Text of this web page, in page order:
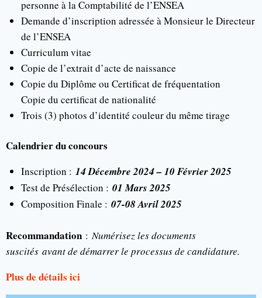
personne à la Comptabilité de l’ENSEA
Demande d’inscription adressée à Monsieur le Directeur
de l’ENSEA
Curriculum vitae
Copie de l’extrait d’acte de naissance
Copie du Diplôme ou Certificat de fréquentation
Copie du certificat de nationalité
Trois (3) photos d’identité couleur du même tirage
Calendrier du concours
Inscription : 14 Décembre 2024 – 10 Février 2025
Test de Présélection : 01 Mars 2025
Composition Finale : 07-08 Avril 2025
Recommandation : Numérisez les documents
suscités avant de démarrer le processus de candidature.
Plus de détails ici